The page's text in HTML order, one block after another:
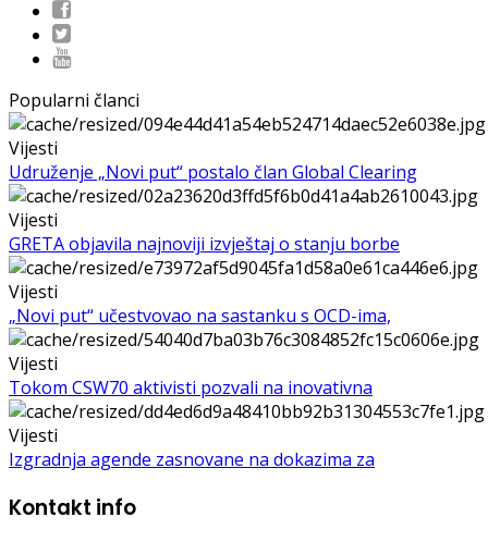
Popularni članci
Vijesti
Udruženje „Novi put“ postalo član Global Clearing
Vijesti
GRETA objavila najnoviji izvještaj o stanju borbe
Vijesti
„Novi put“ učestvovao na sastanku s OCD-ima,
Vijesti
Tokom CSW70 aktivisti pozvali na inovativna
Vijesti
Izgradnja agende zasnovane na dokazima za
Kontakt info